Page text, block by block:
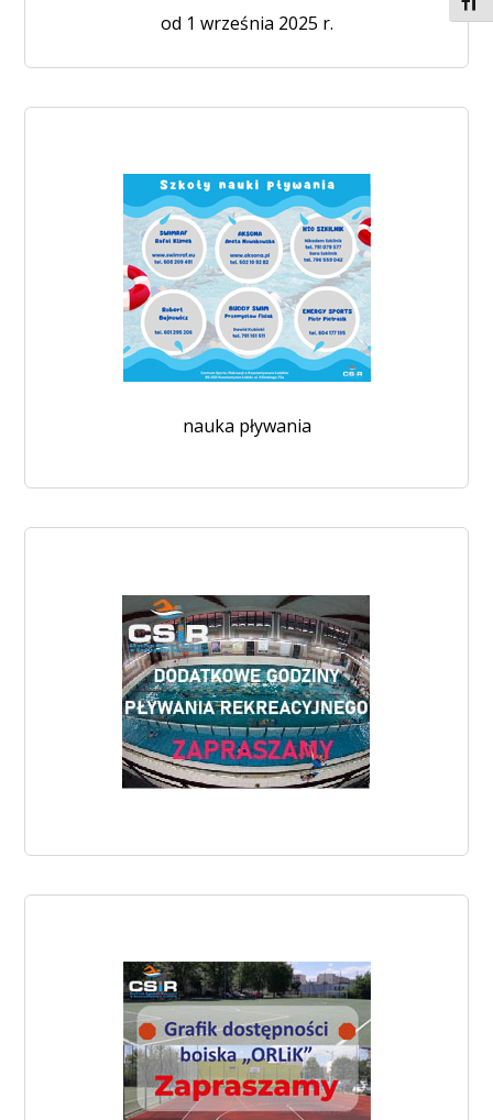
od 1 września 2025 r.
nauka pływania